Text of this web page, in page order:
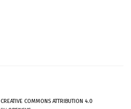
CREATIVE COMMONS ATTRIBUTION 4.0